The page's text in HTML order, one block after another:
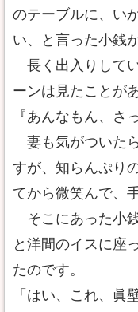
のテーブルに、い
い、と言った小銭
長く出入りして
ーンは見たことが
『あんなもん、さ
妻も気がついた
すが、知らんぷり
てから微笑んで、
そこにあった小
と洋間のイスに座
たのです。
「はい、これ、眞